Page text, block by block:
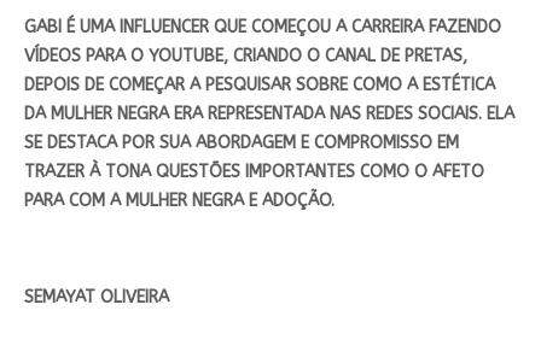
GABI É UMA INFLUENCER QUE COMEÇOU A CARREIRA FAZENDO
VÍDEOS PARA O YOUTUBE, CRIANDO O CANAL DE PRETAS,
DEPOIS DE COMEÇAR A PESQUISAR SOBRE COMO A ESTÉTICA
DA MULHER NEGRA ERA REPRESENTADA NAS REDES SOCIAIS. ELA
SE DESTACA POR SUA ABORDAGEM E COMPROMISSO EM
TRAZER À TONA QUESTÕES IMPORTANTES COMO O AFETO
PARA COM A MULHER NEGRA E ADOÇÃO.
SEMAYAT OLIVEIRA